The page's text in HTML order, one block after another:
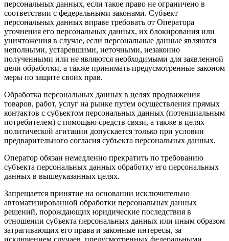
персональных данных, если такое право не ограничено в
соответствии с федеральными законами. Субъект
персональных данных вправе требовать от Оператора
уточнения его персональных данных, их блокирования или
уничтожения в случае, если персональные данные являются
неполными, устаревшими, неточными, незаконно
полученными или не являются необходимыми для заявленной
цели обработки, а также принимать предусмотренные законом
меры по защите своих прав.
Обработка персональных данных в целях продвижения
товаров, работ, услуг на рынке путем осуществления прямых
контактов с субъектом персональных данных (потенциальным
потребителем) с помощью средств связи, а также в целях
политической агитации допускается только при условии
предварительного согласия субъекта персональных данных.
Оператор обязан немедленно прекратить по требованию
субъекта персональных данных обработку его персональных
данных в вышеуказанных целях.
Запрещается принятие на основании исключительно
автоматизированной обработки персональных данных
решений, порождающих юридические последствия в
отношении субъекта персональных данных или иным образом
затрагивающих его права и законные интересы, за